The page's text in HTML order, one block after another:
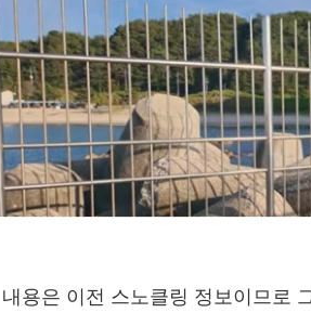
용은 이전 스노클링 정보이므로